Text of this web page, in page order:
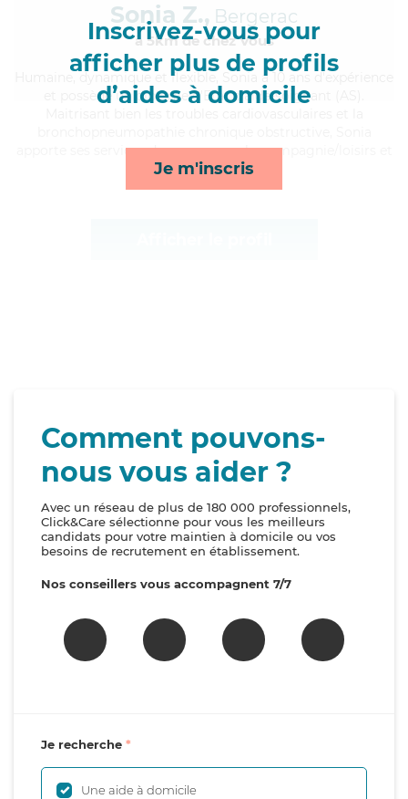
Inscrivez-vous pour
afficher plus de profils
d’aides à domicile
Je m'inscris
Sonia Z., Bergerac
à 5km de chez Vous
, dynamique et flexible, Sonia a 10 ans d'expérience
et possède un diplôme d'Etat d'aide-soignant (AS).
apporte ses services de repas, rappels, compagnie/loisirs et
lever/coucher*
Comment pouvons-
nous vous aider ?
Avec un réseau de plus de 180 000 professionnels,
Click&Care sélectionne pour vous les meilleurs
candidats pour votre maintien à domicile ou vos
besoins de recrutement en établissement.
Nos conseillers vous accompagnent 7/7
Je recherche
Une aide à domicile